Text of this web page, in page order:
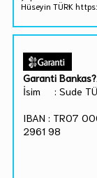
Hüseyin TÜRK
Garanti
İsim : Sude
IBAN : TR07
2961 98